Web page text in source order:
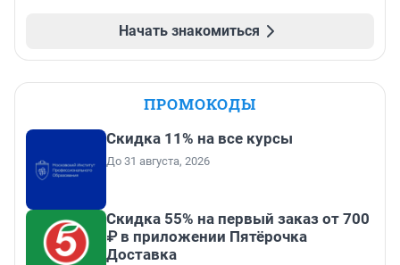
Начать знакомиться
ПРОМОКОДЫ
Скидка 11% на все курсы
До 31 августа, 2026
Скидка 55% на первый заказ от 700
₽ в приложении Пятёрочка
Доставка